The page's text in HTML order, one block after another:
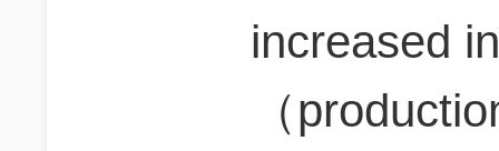
increased
（